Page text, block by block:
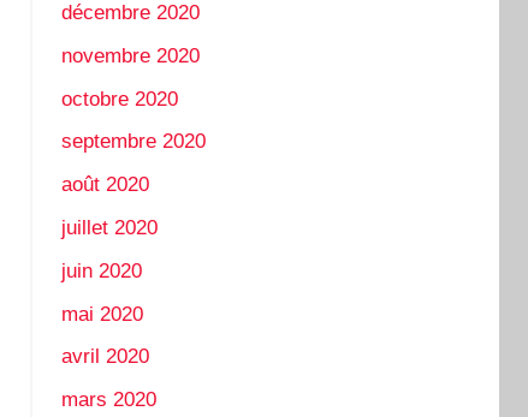
décembre 2020
novembre 2020
octobre 2020
septembre 2020
août 2020
juillet 2020
juin 2020
mai 2020
avril 2020
mars 2020